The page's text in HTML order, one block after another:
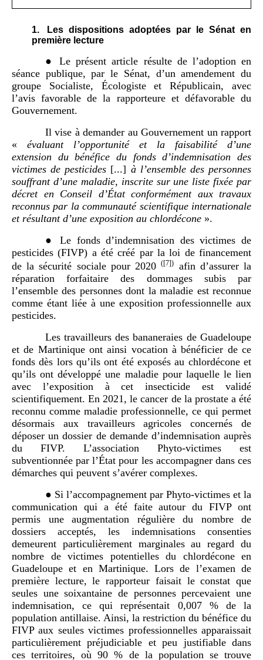
Les dispositions adoptées par le Sénat en
première lecture
● Le présent article résulte de l’adoption en
séance publique, par le Sénat, d’un amendement du
groupe Socialiste, Écologiste et Républicain, avec
l’avis favorable de la rapporteure et défavorable du
Gouvernement.
Il vise à demander au Gouvernement un rapport
« évaluant l’opportunité et la faisabilité d’une
extension du bénéfice du fonds d’indemnisation des
victimes de pesticides [...] à l’ensemble des personnes
souffrant d’une maladie, inscrite sur une liste fixée par
décret en Conseil d’État conformément aux travaux
reconnus par la communauté scientifique internationale
et résultant d’une exposition au chlordécone ».
● Le fonds d’indemnisation des victimes de
pesticides (FIVP) a été créé par la loi de financement
de la sécurité sociale pour 2020([7])
afin d’assurer la
réparation forfaitaire des dommages subis par
l’ensemble des personnes dont la maladie est reconnue
comme étant liée à une exposition professionnelle aux
pesticides.
Les travailleurs des bananeraies de Guadeloupe
et de Martinique ont ainsi vocation à bénéficier de ce
fonds dès lors qu’ils ont été exposés au chlordécone et
qu’ils ont développé une maladie pour laquelle le lien
avec l’exposition à cet insecticide est validé
scientifiquement. En 2021, le cancer de la prostate a été
reconnu comme maladie professionnelle, ce qui permet
désormais aux travailleurs agricoles concernés de
déposer un dossier de demande d’indemnisation auprès
du FIVP. L’association Phyto-victimes est
subventionnée par l’État pour les accompagner dans ces
démarches qui peuvent s’avérer complexes.
● Si l’accompagnement par Phyto-victimes et la
communication qui a été faite autour du FIVP ont
permis une augmentation régulière du nombre de
dossiers acceptés, les indemnisations consenties
demeurent particulièrement marginales au regard du
nombre de victimes potentielles du chlordécone en
Guadeloupe et en Martinique. Lors de l’examen de
première lecture, le rapporteur faisait le constat que
seules une soixantaine de personnes percevaient une
indemnisation, ce qui représentait 0,007 % de la
population antillaise. Ainsi, la restriction du bénéfice du
FIVP aux seules victimes professionnelles apparaissait
particulièrement préjudiciable et peu justifiable dans
ces territoires, où 90 % de la population se trouve